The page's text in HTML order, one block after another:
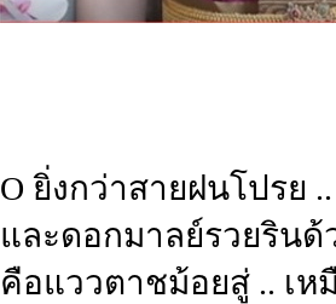
O ยิ่งกว่าสายฝนโปรย
และดอกมาลย์รวยริน
คือแววตาชม้อยสู่ .. เห